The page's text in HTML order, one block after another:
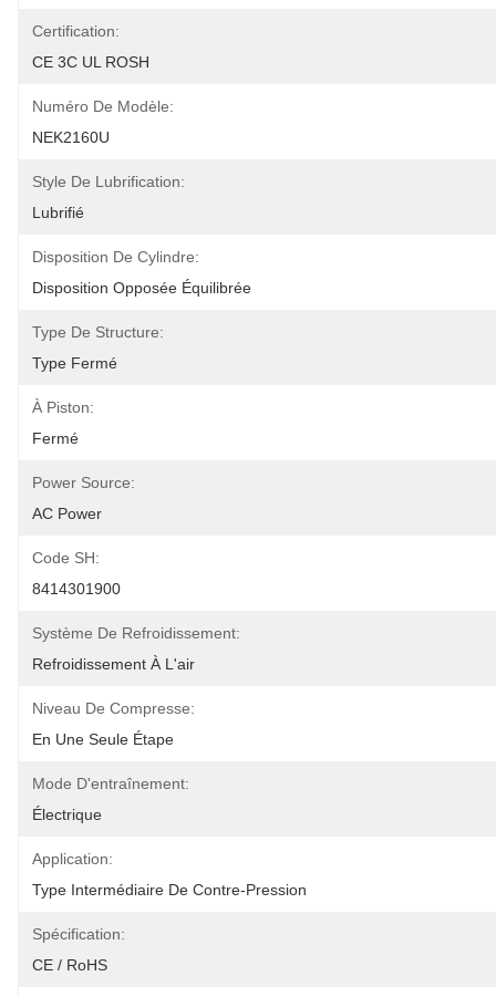
Certification:
CE 3C UL ROSH
Numéro De Modèle:
NEK2160U
Style De Lubrification:
Lubrifié
Disposition De Cylindre:
Disposition Opposée Équilibrée
Type De Structure:
Type Fermé
À Piston:
Fermé
Power Source:
AC Power
Code SH:
8414301900
Système De Refroidissement:
Refroidissement À L'air
Niveau De Compresse:
En Une Seule Étape
Mode D'entraînement:
Électrique
Application:
Type Intermédiaire De Contre-Pression
Spécification:
CE / RoHS